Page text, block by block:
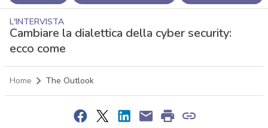
L'INTERVISTA
Cambiare la dialettica della cyber security:
ecco come
Home The Outlook